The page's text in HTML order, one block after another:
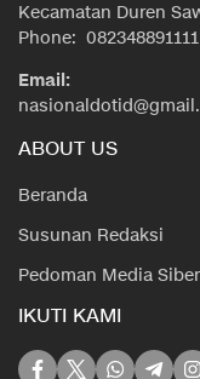
Kecamatan Duren
Phone: 082348891111
Email:
ABOUT US
Beranda
Susunan Redaksi
Pedoman Media Siber
IKUTI KAMI